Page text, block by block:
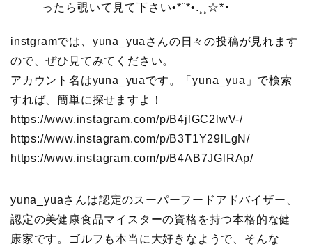
ったら覗いて見て下さい•*¨*•.¸¸☆*･
instgramでは、yuna_yuaさんの日々の投稿が見れます
ので、ぜひ見てみてください。
アカウント名はyuna_yuaです。「yuna_yua」で検索
すれば、簡単に探せますよ！
https://www.instagram.com/p/B4jlGC2lwV-/
https://www.instagram.com/p/B3T1Y29lLgN/
https://www.instagram.com/p/B4AB7JGlRAp/
yuna_yuaさんは認定のスーパーフードアドバイザー、
認定の美健康食品マイスターの資格を持つ本格的な健
康家です。ゴルフも本当に大好きなようで、そんな